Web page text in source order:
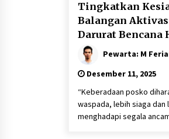
Tingkatkan
Balangan
Darurat
Pewarta: M
Desember 11, 2025
“Keberadaan posko
waspada, lebih siaga dan
menghadapi segala